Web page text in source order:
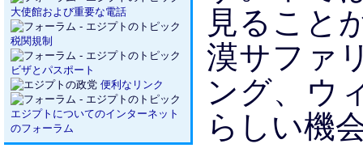
大使館および重要な電話
税関規制
ビザとパスポート
便利なリンク
エジプトについてのインターネット
のフォーラム
見ること
漠サファ
ング、​​ウ
らしい機